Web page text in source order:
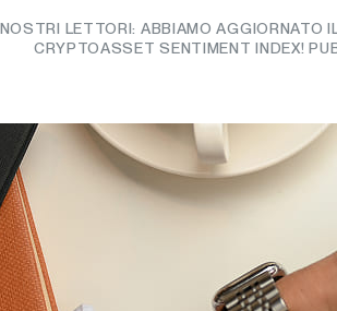
LETTORI: ABBIAMO AGGIORNATO
CRYPTOASSET SENTIMENT INDEX!